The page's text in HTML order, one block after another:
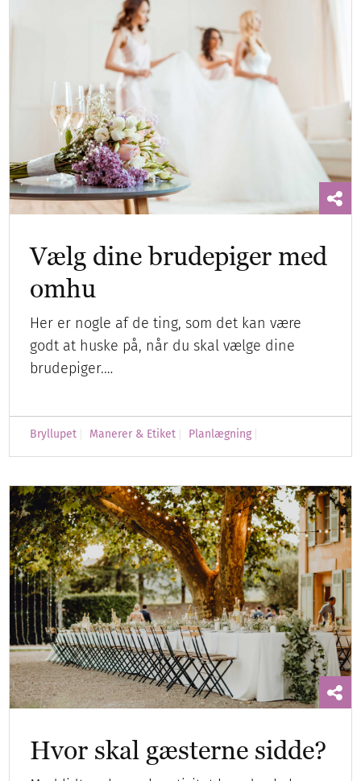
Vælg dine brudepiger med
omhu
Her er nogle af de ting, som det kan være
godt at huske på, når du skal vælge dine
brudepiger.…
Bryllupet Manerer & Etiket Planlægning
Hvor skal gæsterne sidde?